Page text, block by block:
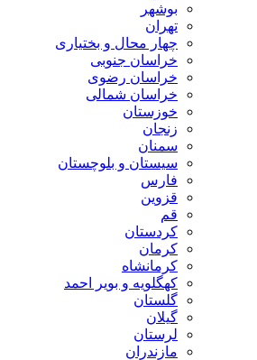
بوشهر
تهران
چهار محال و بختیاری
خراسان جنوبی
خراسان رضوی
خراسان شمالی
خوزستان
زنجان
سمنان
سیستان و بلوچستان
فارس
قزوین
قم
کردستان
کرمان
کرمانشاه
کهگلویه و بویر احمد
گلستان
گیلان
لرستان
مازندران